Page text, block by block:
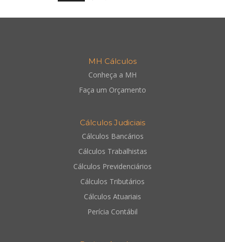
MH Cálculos
Conheça a MH
Faça um Orçamento
Cálculos Judiciais
Cálculos Bancários
Cálculos Trabalhistas
Cálculos Previdenciários
Cálculos Tributários
Cálculos Atuariais
Perícia Contábil